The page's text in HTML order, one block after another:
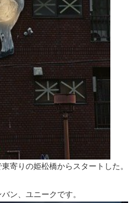
寄りの姫松橋からスタートした。
ン、ユニークです。